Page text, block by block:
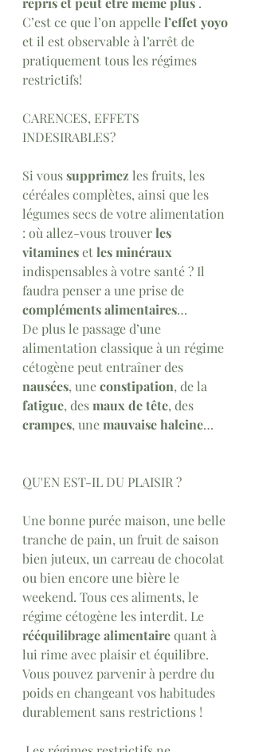
C’est ce que l’on appelle l’effet yoyo
et il est observable à l’arrêt de
pratiquement tous les régimes
restrictifs!
CARENCES, EFFETS
INDESIRABLES?
Si vous supprimez les fruits, les
céréales complètes, ainsi que les
légumes secs de votre alimentation
: où allez-vous trouver les
vitamines et les minéraux
indispensables à votre santé? Il
faudra penser a une prise de
compléments alimentaires…
De plus le passage d’une
alimentation classique à un régime
cétogène peut entraîner des
nausées, une constipation, de la
fatigue, des maux de tête, des
crampes, une mauvaise haleine…
QU'EN EST-IL DU PLAISIR ?
Une bonne purée maison, une belle
tranche de pain, un fruit de saison
bien juteux, un carreau de chocolat
ou bien encore une bière le
weekend. Tous ces aliments, le
régime cétogène les interdit. Le
rééquilibrage alimentaire quant à
lui rime avec plaisir et équilibre.
Vous pouvez parvenir à perdre du
poids en changeant vos habitudes
durablement sans restrictions !